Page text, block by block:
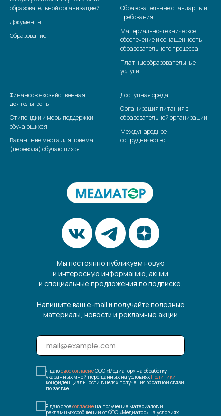
образовательной организацией
Документы
Образование
Образовательные стандарты и
требования
Материально-техническое
обеспечение и оснащенность
образовательного процесса
Платные образовательные
услуги
Финансово-хозяйственная
деятельность
Стипендии и меры поддержки
обучающихся
Вакантные места для приема
(перевода) обучающихся
Доступная среда
Организация питания в
образовательной организации
Международное
сотрудничество
Мы постоянно публикуем новую
и интересную информацию, акции
и специальные предложения по подписке.
Напишите ваш e-mail и получайте полезные
материалы, новости и рекламные акции
Я даюсвое согласиеООО «Медиатор» на обработку
указанных мной перс.данных на условиях Политики
конфиденциальности в целях получения обратной связи
по заявке.
Я даю своесогласие на получение материалов и
рекламных сообщений от ООО «Медиатор» на условиях